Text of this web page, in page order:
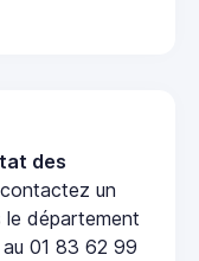
des
contactez un
le département
01 83 62 99